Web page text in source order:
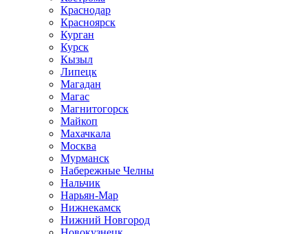
Краснодар
Красноярск
Курган
Курск
Кызыл
Липецк
Магадан
Магас
Магнитогорск
Майкоп
Махачкала
Москва
Мурманск
Набережные Челны
Нальчик
Нарьян-Мар
Нижнекамск
Нижний Новгород